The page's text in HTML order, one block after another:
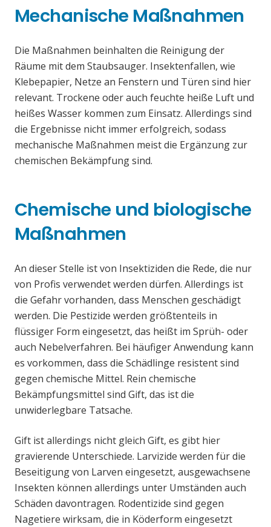
Mechanische Maßnahmen
Die Maßnahmen beinhalten die Reinigung der
Räume mit dem Staubsauger. Insektenfallen, wie
Klebepapier, Netze an Fenstern und Türen sind hier
relevant. Trockene oder auch feuchte heiße Luft und
heißes Wasser kommen zum Einsatz. Allerdings sind
die Ergebnisse nicht immer erfolgreich, sodass
mechanische Maßnahmen meist die Ergänzung zur
chemischen Bekämpfung sind.
Chemische und biologische
Maßnahmen
An dieser Stelle ist von Insektiziden die Rede, die nur
von Profis verwendet werden dürfen. Allerdings ist
die Gefahr vorhanden, dass Menschen geschädigt
werden. Die Pestizide werden größtenteils in
flüssiger Form eingesetzt, das heißt im Sprüh- oder
auch Nebelverfahren. Bei häufiger Anwendung kann
es vorkommen, dass die Schädlinge resistent sind
gegen chemische Mittel. Rein chemische
Bekämpfungsmittel sind Gift, das ist die
unwiderlegbare Tatsache.
Gift ist allerdings nicht gleich Gift, es gibt hier
gravierende Unterschiede. Larvizide werden für die
Beseitigung von Larven eingesetzt, ausgewachsene
Insekten können allerdings unter Umständen auch
Schäden davontragen. Rodentizide sind gegen
Nagetiere wirksam, die in Köderform eingesetzt